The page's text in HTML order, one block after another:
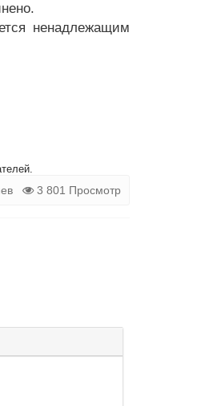
ненадлежащим
3 801 Просмотр